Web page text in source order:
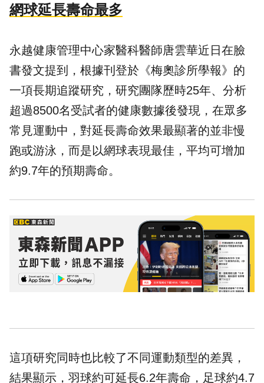
網球延長壽命最多
永越健康管理中心家醫科醫師唐雲華近日在臉
書發文提到，根據刊登於《梅奧診所學報》的
一項長期追蹤研究，研究團隊歷時25年、分析
超過8500名受試者的健康數據後發現，在眾多
常見運動中，對延長壽命效果最顯著的並非慢
跑或游泳，而是以網球表現最佳，平均可增加
約9.7年的預期壽命。
這項研究同時也比較了不同運動類型的差異，
結果顯示， 羽球約可延長6.2年壽命，足球約4.7